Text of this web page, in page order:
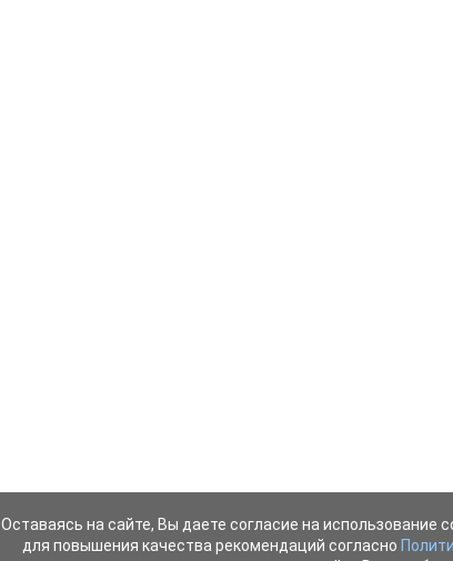
Оставаясь на сайте, Вы даете согласие на использование
для повышения качества рекомендаций согласно